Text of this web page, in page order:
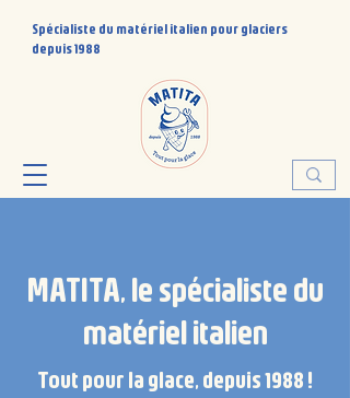
Spécialiste du matériel italien pour glaciers
depuis 1988
MATITA, le spécialiste du
matériel italien
Tout pour la glace, depuis 1988 !